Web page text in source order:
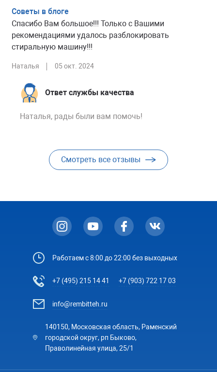
Советы в блоге
Спасибо Вам большое!!! Только с Вашими
рекомендациями удалось разблокировать
стиральную машину!!!
Наталья 05 окт. 2024
Ответ службы качества
Наталья, рады были вам помочь!
Смотреть все отзывы
Работаем с 8:00 до 22:00 без выходных
+7 (495) 215 14 41 +7 (903) 722 17 03
info@rembitteh.ru
140150, Московская область, Раменский
городской округ, рп Быково,
Праволинейная улица, 25/1